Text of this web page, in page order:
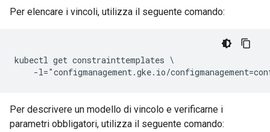
Per elencare i vincoli, utilizza il seguente comando:
kubectl get constrainttemplates \
Per descrivere un modello di vincolo e verificarne i
parametri obbligatori, utilizza il seguente comando: